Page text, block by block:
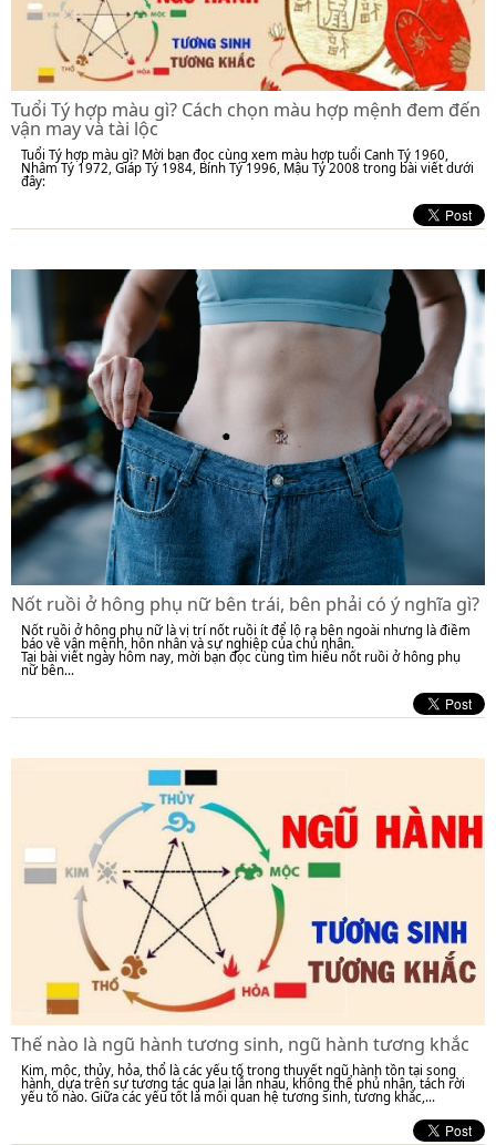
Tuổi Tý hợp màu gì? Cách chọn màu hợp mệnh đem đến
vận may và tài lộc
Tuổi Tý hợp màu gì? Mời bạn đọc cùng xem màu hợp tuổi Canh Tý 1960,
Nhâm Tý 1972, Giáp Tý 1984, Bính Tý 1996, Mậu Tý 2008 trong bài viết dưới
đây:
Nốt ruồi ở hông phụ nữ bên trái, bên phải có ý nghĩa gì?
Nốt ruồi ở hông phụ nữ là vị trí nốt ruồi ít để lộ ra bên ngoài nhưng là điềm
báo về vận mệnh, hôn nhân và sự nghiệp của chủ nhân.
Tại bài viết ngày hôm nay, mời bạn đọc cùng tìm hiểu nốt ruồi ở hông phụ
nữ bên...
Thế nào là ngũ hành tương sinh, ngũ hành tương khắc
Kim, mộc, thủy, hỏa, thổ là các yếu tố trong thuyết ngũ hành tồn tại song
hành, dựa trên sự tương tác qua lại lẫn nhau, không thể phủ nhận, tách rời
yếu tố nào. Giữa các yếu tốt là mối quan hệ tương sinh, tương khắc,...